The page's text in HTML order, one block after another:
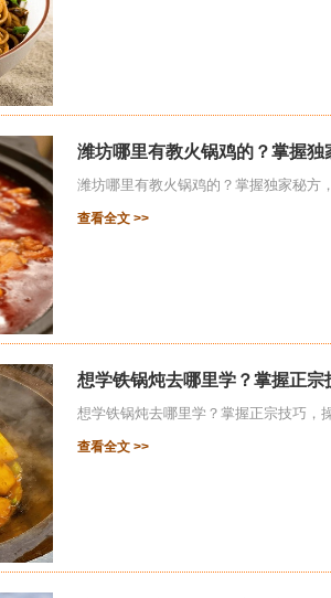
潍坊哪里有教火锅鸡的？掌握独
潍坊哪里有教火锅鸡的？掌握独家秘方
查看全文 >>
想学铁锅炖去哪里学？掌握正宗
想学铁锅炖去哪里学？掌握正宗技巧，
查看全文 >>